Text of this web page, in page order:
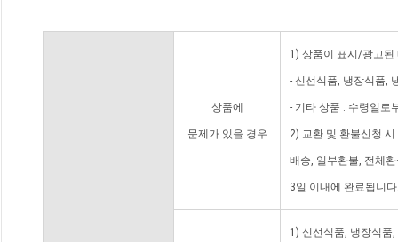
상품에
문제가 있을 경우
1) 상품이 표시/광고된
- 신선식품, 냉장식품,
- 기타 상품 : 수령일로
2) 교환 및 환불신청
배송, 일부환불, 전체
3일 이내에 완료됩니
1) 신선식품, 냉장식품